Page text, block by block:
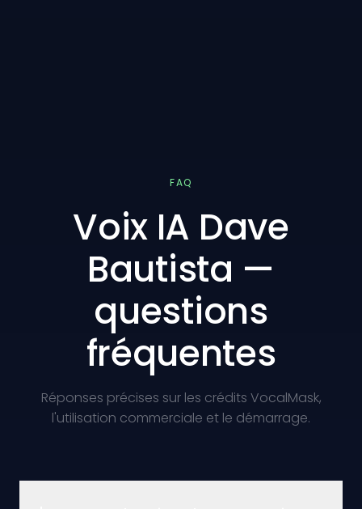
FAQ
Voix IA Dave
Bautista —
questions
fréquentes
Réponses précises sur les crédits VocalMask,
l'utilisation commerciale et le démarrage.